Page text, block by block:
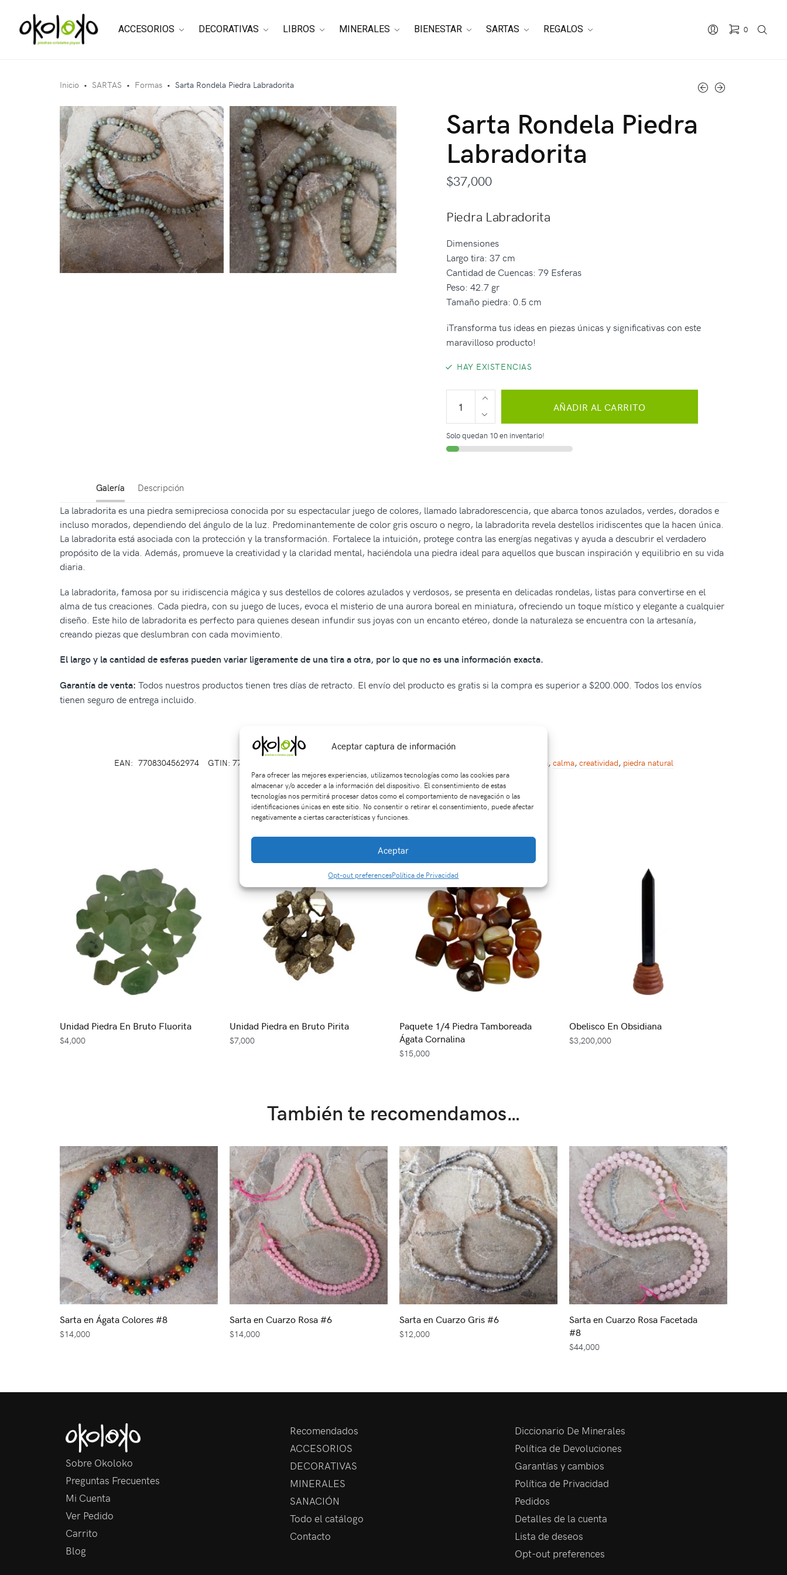
Aceptar captura de información
Para ofrecer las mejores experiencias, utilizamos tecnologías como las cookies para
almacenar y/o acceder a la información del dispositivo. El consentimiento de estas
tecnologías nos permitirá procesar datos como el comportamiento de navegación o las
identificaciones únicas en este sitio. No consentir o retirar el consentimiento, puede afectar
negativamente a ciertas características y funciones.
Aceptar
Opt-out preferencesPolítica de Privacidad
ACCESORIOS DECORATIVAS LIBROS MINERALES BIENESTAR SARTAS REGALOS 0
Inicio • SARTAS • Formas • Sarta Rondela Piedra Labradorita
Sarta Rondela Piedra
Labradorita
$37,000
Piedra Labradorita
Dimensiones
Largo tira: 37 cm
Cantidad de Cuencas: 79 Esferas
Peso: 42.7 gr
Tamaño piedra: 0.5 cm
¡Transforma tus ideas en piezas únicas y significativas con este
maravilloso producto!
HAY EXISTENCIAS
AÑADIR AL CARRITO
Solo quedan 10 en inventario!
Galería Descripción
La labradorita es una piedra semipreciosa conocida por su espectacular juego de colores, llamado labradorescencia, que abarca tonos azulados, verdes, dorados e
incluso morados, dependiendo del ángulo de la luz. Predominantemente de color gris oscuro o negro, la labradorita revela destellos iridiscentes que la hacen única.
La labradorita está asociada con la protección y la transformación. Fortalece la intuición, protege contra las energías negativas y ayuda a descubrir el verdadero
propósito de la vida. Además, promueve la creatividad y la claridad mental, haciéndola una piedra ideal para aquellos que buscan inspiración y equilibrio en su vida
diaria.
La labradorita, famosa por su iridiscencia mágica y sus destellos de colores azulados y verdosos, se presenta en delicadas rondelas, listas para convertirse en el
alma de tus creaciones. Cada piedra, con su juego de luces, evoca el misterio de una aurora boreal en miniatura, ofreciendo un toque místico y elegante a cualquier
diseño. Este hilo de labradorita es perfecto para quienes desean infundir sus joyas con un encanto etéreo, donde la naturaleza se encuentra con la artesanía,
creando piezas que deslumbran con cada movimiento.
El largo y la cantidad de esferas pueden variar ligeramente de una tira a otra, por lo que no es una información exacta.
Garantía de venta: Todos nuestros productos tienen tres días de retracto. El envío del producto es gratis si la compra es superior a $200.000. Todos los envíos
tienen seguro de entrega incluido.
EAN: 7708304562974 GTIN: 7708304562974 artesanía, calma, creatividad, piedra natural
Productos relacionados
Unidad Piedra En Bruto Fluorita
$4,000
Unidad Piedra en Bruto Pirita
$7,000
Paquete 1/4 Piedra Tamboreada
Ágata Cornalina
$15,000
Obelisco En Obsidiana
$3,200,000
También te recomendamos…
Sarta en Ágata Colores #8
$14,000
Sarta en Cuarzo Rosa #6
$14,000
Sarta en Cuarzo Gris #6
$12,000
Sarta en Cuarzo Rosa Facetada
#8
$44,000
Sobre Okoloko
Preguntas Frecuentes
Mi Cuenta
Ver Pedido
Carrito
Blog
Recomendados
ACCESORIOS
DECORATIVAS
MINERALES
SANACIÓN
Todo el catálogo
Contacto
Diccionario De Minerales
Política de Devoluciones
Garantías y cambios
Política de Privacidad
Pedidos
Detalles de la cuenta
Lista de deseos
Opt-out preferences